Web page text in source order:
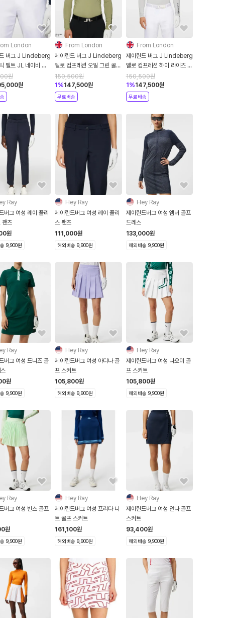
London
버그 J Lindeberg
벨트 JL 네이비 골
벨트
원
원
From London
제이린드 버그 J Lindeberg
엘로 컴프레션 오일 그린 골프
압박 기능성 베이스 레이어
150,500원
1 %147,500원
무료배송
From London
제이린드 버그 J Lindeberg
엘로 컴프레션 하이 라이즈 골
프 압박 기능성 베이스 레이어
티셔츠
150,500원
1 %147,500원
무료배송
Ray
버그 여성 레이 플리
팬츠
원
9,900원
Hey Ray
제이린드버그 여성 레이 플리
스 팬츠
111,000원
해외배송 9,900원
Hey Ray
제이린드버그 여성 엠버 골프
드레스
133,000원
해외배송 9,900원
Ray
버그 여성 드니즈 골
원
9,900원
Hey Ray
제이린드버그 여성 아디나 골
프 스커트
105,800원
해외배송 9,900원
Hey Ray
제이린드버그 여성 나오미 골
프 스커트
105,800원
해외배송 9,900원
Ray
버그 여성 빈스 골프
원
9,900원
Hey Ray
제이린드버그 여성 프리다 니
트 골프 스커트
161,100원
해외배송 9,900원
Hey Ray
제이린드버그 여성 안나 골프
스커트
93,400원
해외배송 9,900원